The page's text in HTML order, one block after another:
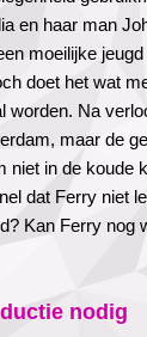
en haar man
moeilijke
doet het wat
worden. Na
maar de
niet in de koude
dat Ferry niet
Kan Ferry nog
nodig